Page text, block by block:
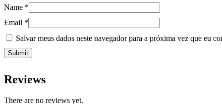
Name *
Email *
Salvar meus dados neste navegador para a próxima vez que eu
Reviews
There are no reviews yet.